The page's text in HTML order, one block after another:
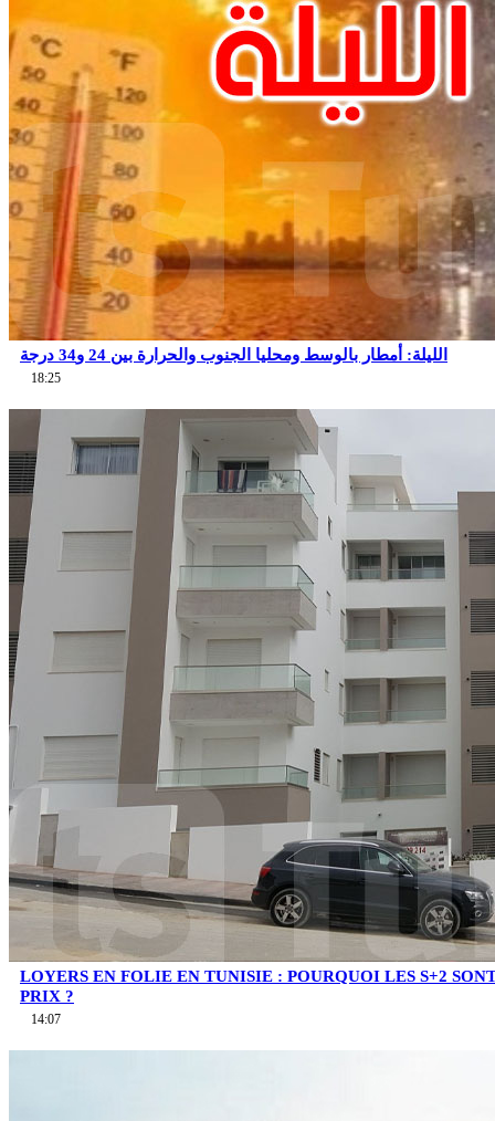
الليلة: أمطار بالوسط ومحليا الجنوب والحرارة بين 24 و34 درجة
18:25
LOYERS EN FOLIE EN TUNISIE : POURQUOI LES S+2
PRIX ?
14:07